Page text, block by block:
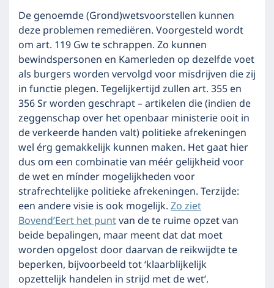
De genoemde (Grond)wetsvoorstellen kunnen
deze problemen remediëren. Voorgesteld wordt
om art. 119 Gw te schrappen. Zo kunnen
bewindspersonen en Kamerleden op dezelfde voet
als burgers worden vervolgd voor misdrijven die zij
in functie plegen. Tegelijkertijd zullen art. 355 en
356 Sr worden geschrapt – artikelen die (indien de
zeggenschap over het openbaar ministerie ooit in
de verkeerde handen valt) politieke afrekeningen
wel érg gemakkelijk kunnen maken. Het gaat hier
dus om een combinatie van méér gelijkheid voor
de wet en mínder mogelijkheden voor
strafrechtelijke politieke afrekeningen. Terzijde:
een andere visie is ook mogelijk.Zo ziet
Bovend’Eert het puntvan de te ruime opzet van
beide bepalingen, maar meent dat dat moet
worden opgelost door daarvan de reikwijdte te
beperken, bijvoorbeeld tot ‘klaarblijkelijk
opzettelijk handelen in strijd met de wet’.